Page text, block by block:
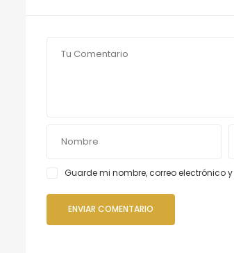
Guarde mi nombre, correo electrónico